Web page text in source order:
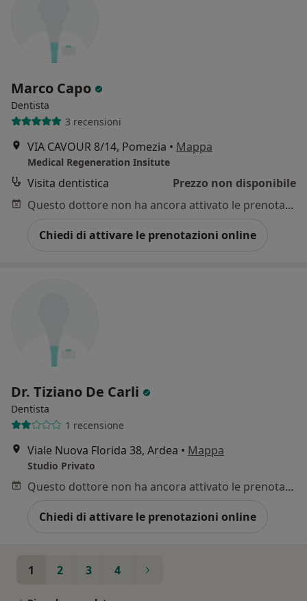
Marco Capo
Dentista
3 recensioni
VIA CAVOUR 8/14, Pomezia • Mappa
Medical Regeneration Insitute
Visita dentistica
Prezzo non disponibile
Questo dottore non ha ancora attivato le prenotazioni online presso questo indirizzo.
Chiedi di attivare le prenotazioni online
Dr. Tiziano De Carli
Dentista
1 recensione
Viale Nuova Florida 38, Ardea • Mappa
Studio Privato
Questo dottore non ha ancora attivato le prenotazioni online presso questo indirizzo.
Chiedi di attivare le prenotazioni online
1 2 3 4